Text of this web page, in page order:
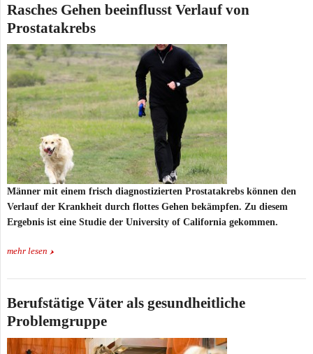
Rasches Gehen beeinflusst Verlauf von
Prostatakrebs
Männer mit einem frisch diagnostizierten Prostatakrebs können den
Verlauf der Krankheit durch flottes Gehen bekämpfen. Zu diesem
Ergebnis ist eine Studie der University of California gekommen.
mehr lesen
Berufstätige Väter als gesundheitliche
Problemgruppe